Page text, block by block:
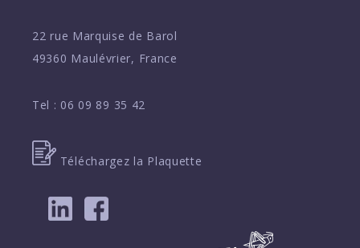
22 rue Marquise de Barol
49360 Maulévrier, France
Tel : 06 09 89 35 42
Téléchargez la Plaquette